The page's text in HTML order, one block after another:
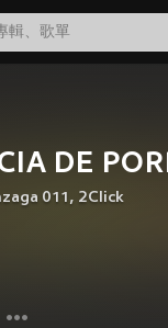
DE
011, 2Click